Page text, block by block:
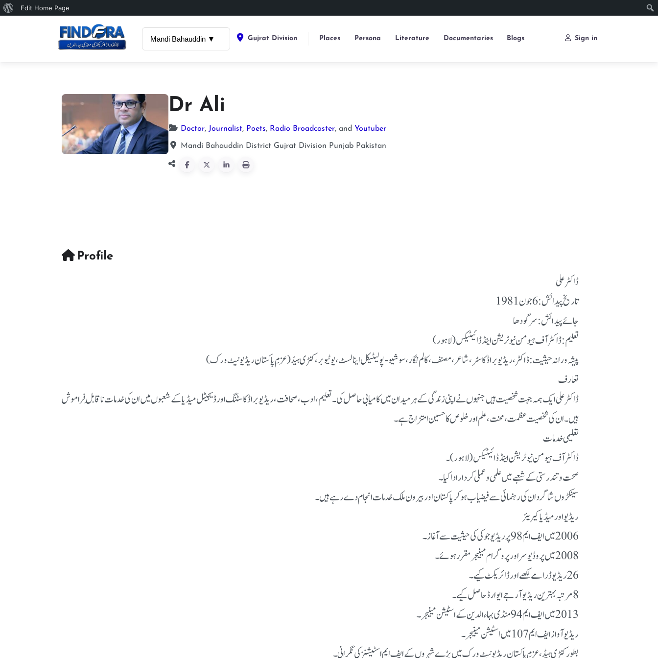
About
Edit Home Page
Mandi Bahauddin ▼ Gujrat Division Places Persona Literature Documentaries Blogs Sign in
Dr Ali
Doctor, Journalist, Poets, Radio Broadcaster, and Youtuber
Mandi Bahauddin District Gujrat Division Punjab Pakistan
Profile
ڈاکٹر علی
تاریخ پیدائش: 6 جون 1981
جائے پیدائش: سرگودھا
تعلیم: ڈاکٹر آف ہیومن نیوٹریشن اینڈ ڈائیٹیکس (لاہور)
پیشہ ورانہ حیثیت: ڈاکٹر، ریڈیو براڈکاسٹر، شاعر، مصنف، کالم نگار، سوشیو-پولیٹیکل اینالسٹ، یوٹیوبر، کنٹری ہیڈ (عزمِ پاکستان ریڈیو نیٹ ورک)
تعارف
ڈاکٹر علی ایک ہمہ جہت شخصیت ہیں جنہوں نے اپنی زندگی کے ہر میدان میں کامیابی حاصل کی۔ تعلیم، ادب، صحافت، ریڈیو براڈکاسٹنگ اور ڈیجیٹل میڈیا کے شعبوں میں ان کی خدمات ناقابلِ فراموش
ہیں۔ ان کی شخصیت عظمت، محنت، علم اور خلوص کا حسین امتزاج ہے۔
تعلیمی خدمات
ڈاکٹر آف ہیومن نیوٹریشن اینڈ ڈائیٹیکس (لاہور)۔
صحت و تندرستی کے شعبے میں علمی و عملی کردار ادا کیا۔
سینکڑوں شاگرد ان کی رہنمائی سے فیضیاب ہو کر پاکستان اور بیرون ملک خدمات انجام دے رہے ہیں۔
ریڈیو اور میڈیا کیریئر
2006 میں ایف ایم 98 پر ریڈیو جوکی کی حیثیت سے آغاز۔
2008 میں پروڈیوسر اور پروگرام مینیجر مقرر ہوئے۔
26 ریڈیو ڈرامے لکھے اور ڈائریکٹ کیے۔
8 مرتبہ بہترین ریڈیو آر جے ایوارڈ حاصل کیے۔
2013 میں ایف ایم 94 منڈی بہاءالدین کے اسٹیشن مینیجر۔
ریڈیو آواز ایف ایم 107 میں اسٹیشن مینیجر۔
بطور کنٹری ہیڈ، عزمِ پاکستان ریڈیو نیٹ ورک میں بڑے شہروں کے ایف ایم اسٹیشنز کی نگرانی۔